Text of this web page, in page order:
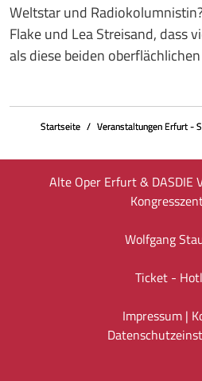
Weltstar und
Flake und Lea Streisand, dass
als diese beiden
Startseite Veranstaltungen Erfurt -
Alte Oper Erfurt & DASDIE
Wolfgang
Ticket -
Impressum|